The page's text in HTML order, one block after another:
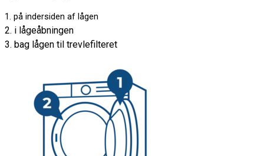
1. på indersiden af lågen
2. i lågeåbningen
3. bag lågen til trevlefilteret